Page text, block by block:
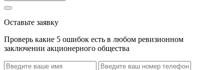
Оставьте заявку
Проверь какие 5 ошибок есть в любом ревизионном
заключении акционерного общества